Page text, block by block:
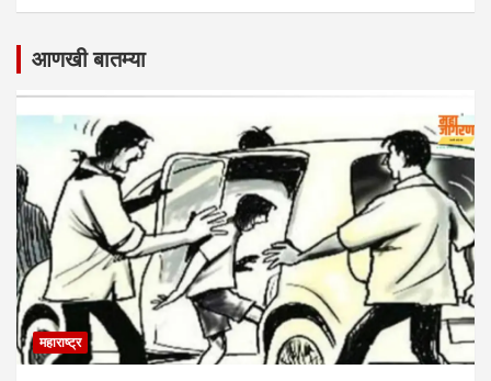
आणखी बातम्या
महाराष्ट्र